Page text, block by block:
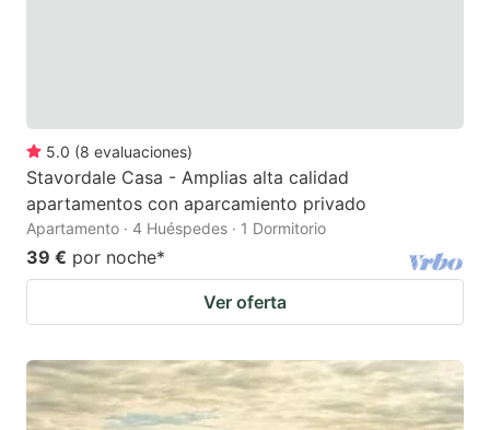
5.0 (8 evaluaciones)
Stavordale Casa - Amplias alta calidad
apartamentos con aparcamiento privado
Apartamento · 4 Huéspedes · 1 Dormitorio
39 € por noche*
Ver oferta